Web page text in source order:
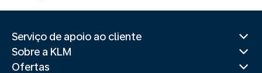
Serviço de apoio ao cliente
Sobre a KLM
Ofertas